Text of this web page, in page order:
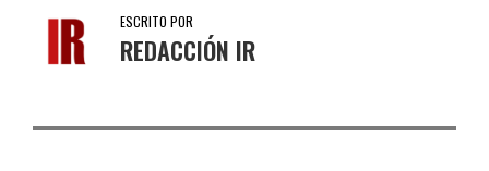
ESCRITO POR
REDACCIÓN IR